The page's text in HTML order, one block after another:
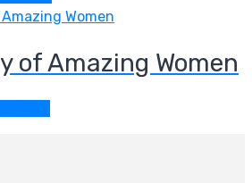
of Amazing Women